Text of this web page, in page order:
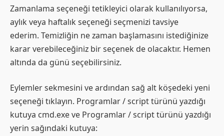
Zamanlama seçeneği tetikleyici olarak kullanılıyorsa,
aylık veya haftalık seçeneği seçmenizi tavsiye
ederim. Temizliğin ne zaman başlamasını istediğinize
karar verebileceğiniz bir seçenek de olacaktır. Hemen
altında da günü seçebilirsiniz.
Eylemler sekmesini ve ardından sağ alt köşedeki yeni
seçeneği tıklayın. Programlar / script türünü yazdığı
kutuya cmd.exe ve Programlar / script türünü yazdığı
yerin sağındaki kutuya: